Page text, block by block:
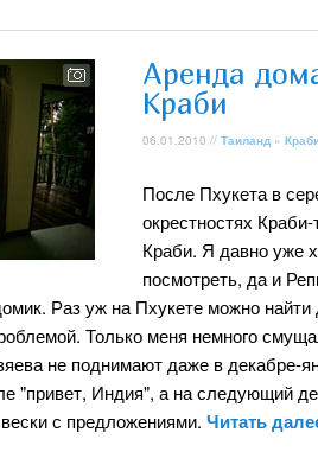
Аренда
Краби
06.01.2010 // Таиланд »
После Пхукета в
окрестностях
Краби. Я давно уже
посмотреть, да и
Раз уж на Пхукете можно
Только меня немного
не поднимают даже в декабре-
"привет, Индия", а на следующий
с предложениями. Читать